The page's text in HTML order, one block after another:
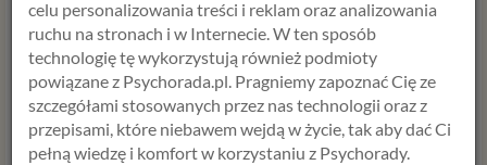
Do zobaczenia po drugiej stronie
Alicja Krawczyk
mgr psychologii
Terapeuta SFBT
celu personalizowania treści i reklam oraz analizowania
ruchu na stronach i w Internecie. W ten sposób
technologię tę wykorzystują również podmioty
powiązane z Psychorada.pl. Pragniemy zapoznać Cię ze
szczegółami stosowanych przez nas technologii oraz z
przepisami, które niebawem wejdą w życie, tak aby dać Ci
pełną wiedzę i komfort w korzystaniu z Psychorady.